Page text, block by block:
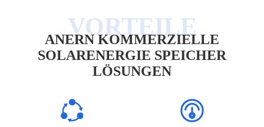
ANERN KOMMERZIELLE
SOLARENERGIE SPEICHER
LÖSUNGEN